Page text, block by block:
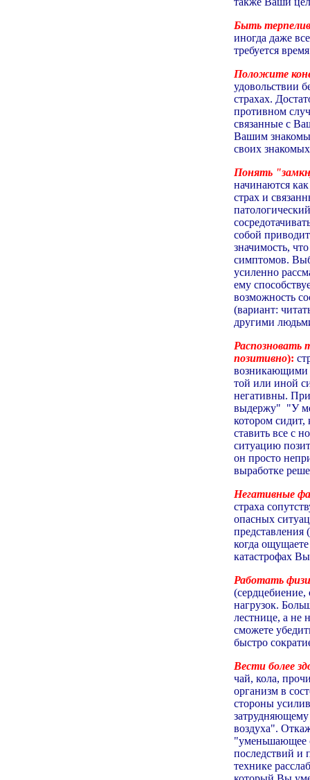
Быть
иногда даже
требуется
Положите
удовольствии
страхах.
противном
связанные с
Вашим
своих
Понять
начинаются
страх и
собой
значимость,
симптомов.
усиленно
ему
возможность
(вариант:
другими
позитивно):
возникающими
той или иной
негативны.
выдержу" "У
котором сидит,
ставить все с
ситуацию
он просто
выработке
Негативные
страха
опасных
представления
когда
катастрофах
Работать
нагрузок.
лестнице, а не
сможете
быстро
Вести более
чай, кола,
организм в
стороны
воздуха".
"уменьшающее
последствий и
технике